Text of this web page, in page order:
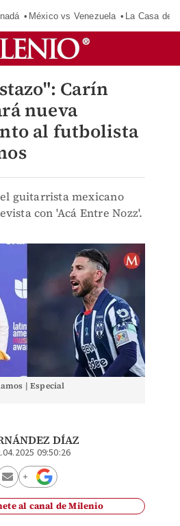
México vs Venezuela La Casa de
Carín
nueva
al futbolista
guitarrista mexicano
con 'Acá Entre Nozz'.
| Especial
DÍAZ
09:50:26
al canal de Milenio